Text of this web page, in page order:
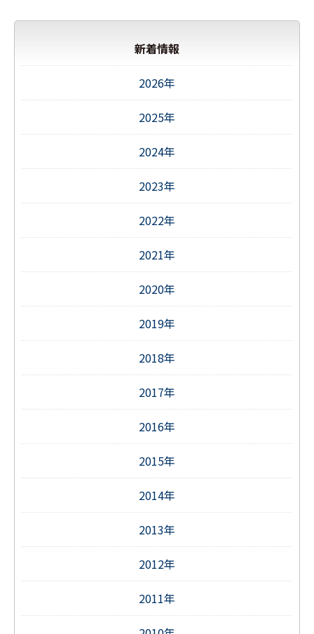
新着情報
2026年
2025年
2024年
2023年
2022年
2021年
2020年
2019年
2018年
2017年
2016年
2015年
2014年
2013年
2012年
2011年